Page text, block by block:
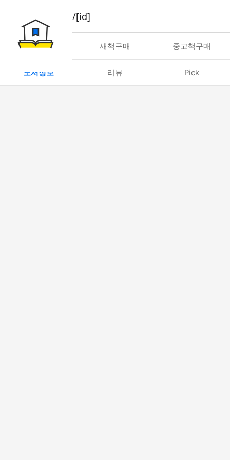
book/rent/[id]
대여 새책구매 중고책구매
도서정보 리뷰 Pick